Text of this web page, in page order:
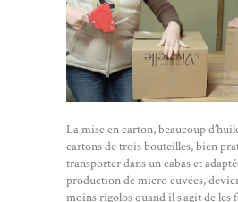
La mise en carton, beaucoup
cartons de trois bouteilles, bien
transporter dans un cabas et
production de micro cuvées,
moins rigolos quand il s’agit de les